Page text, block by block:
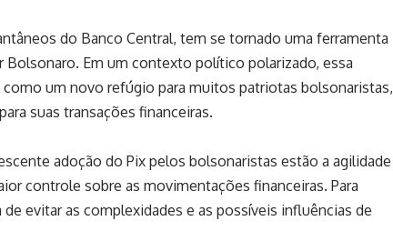
do Banco Central, tem se tornado uma ferramenta
Bolsonaro. Em um contexto político polarizado, essa
um novo refúgio para muitos patriotas bolsonaristas,
suas transações financeiras.
adoção do Pix pelos bolsonaristas estão a agilidade
controle sobre as movimentações financeiras. Para
evitar as complexidades e as possíveis influências de